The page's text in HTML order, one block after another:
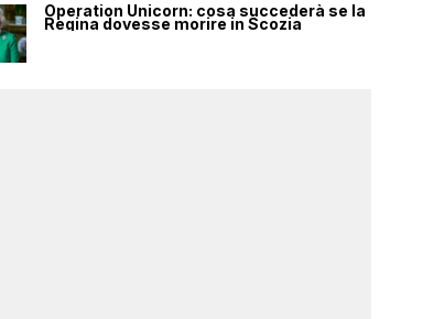
Operation Unicorn: cosa succederà se la
Regina dovesse morire in Scozia